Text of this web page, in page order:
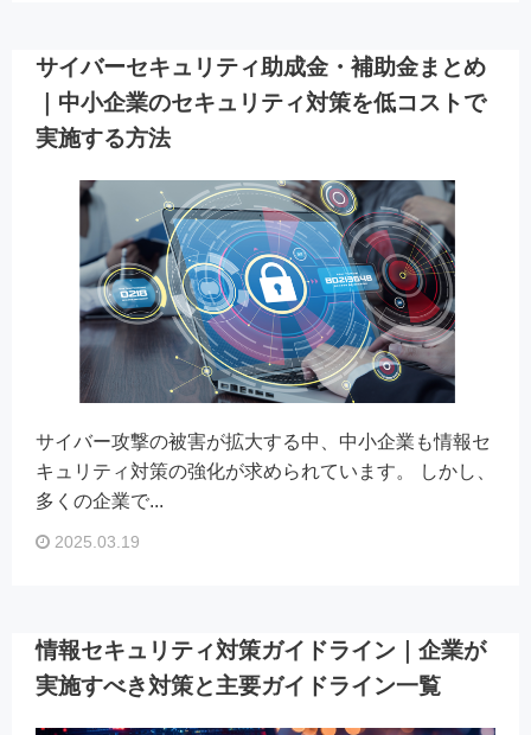
サイバーセキュリティ助成金・補助金まとめ
｜中小企業のセキュリティ対策を低コストで
実施する方法
サイバー攻撃の被害が拡大する中、中小企業も情報セ
キュリティ対策の強化が求められています。 しかし、
多くの企業で...
2025.03.19
情報セキュリティ対策ガイドライン｜企業が
実施すべき対策と主要ガイドライン一覧